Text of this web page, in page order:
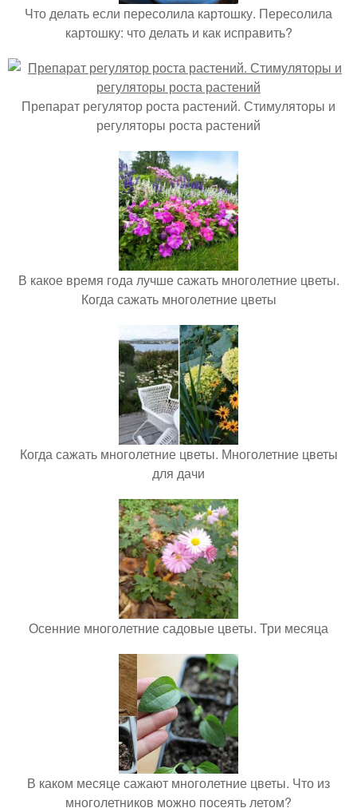
Что делать если пересолила картошку. Пересолила
картошку: что делать и как исправить?
Препарат регулятор роста растений. Стимуляторы и
регуляторы роста растений
В какое время года лучше сажать многолетние цветы.
Когда сажать многолетние цветы
Когда сажать многолетние цветы. Многолетние цветы
для дачи
Осенние многолетние садовые цветы. Три месяца
В каком месяце сажают многолетние цветы. Что из
многолетников можно посеять летом?